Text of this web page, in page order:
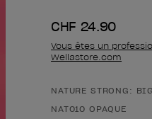
CHF 24.90
Vous êtes un
Wellastore.com
Forme du produit
NATURE STRONG:
NAT010 OPAQUE